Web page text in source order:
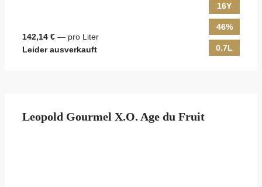
142,14 € — pro Liter
Leider ausverkauft
16Y
46%
0.7L
Leopold Gourmel X.O. Age du Fruit